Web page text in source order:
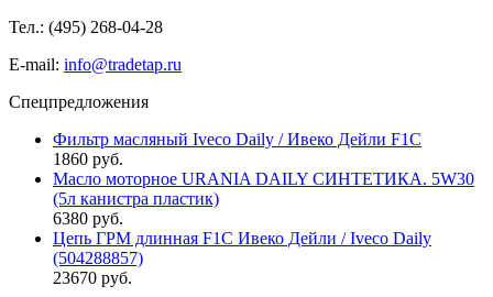
Тел.: (495) 268-04-28
E-mail: info@tradetap.ru
Спецпредложения
Фильтр масляный Iveco Daily / Ивеко Дейли F1C
1860 руб.
Масло моторное URANIA DAILY СИНТЕТИКА. 5W30
(5л канистра пластик)
6380 руб.
Цепь ГРМ длинная F1C Ивеко Дейли / Iveco Daily
(504288857)
23670 руб.